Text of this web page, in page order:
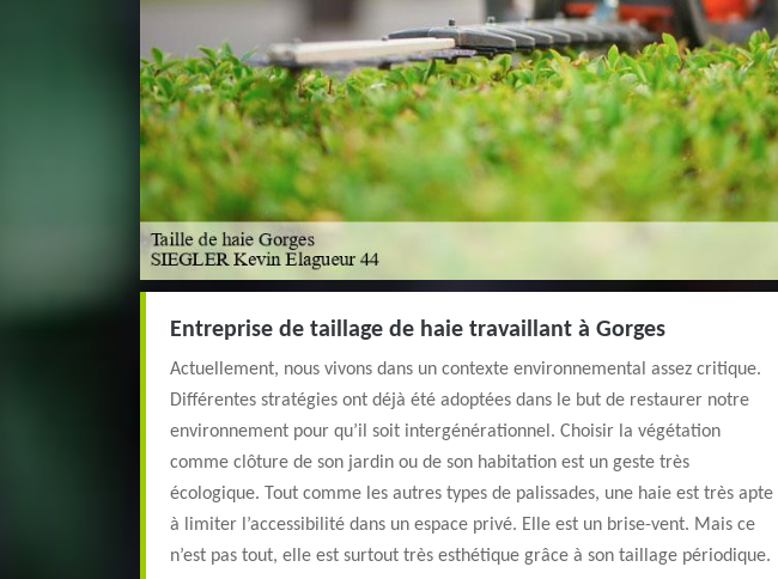
Entreprise de taillage de haie travaillant à Gorges
Actuellement, nous vivons dans un contexte environnemental assez critique.
Différentes stratégies ont déjà été adoptées dans le but de restaurer notre
environnement pour qu’il soit intergénérationnel. Choisir la végétation
comme clôture de son jardin ou de son habitation est un geste très
écologique. Tout comme les autres types de palissades, une haie est très apte
à limiter l’accessibilité dans un espace privé. Elle est un brise-vent. Mais ce
n’est pas tout, elle est surtout très esthétique grâce à son taillage périodique.